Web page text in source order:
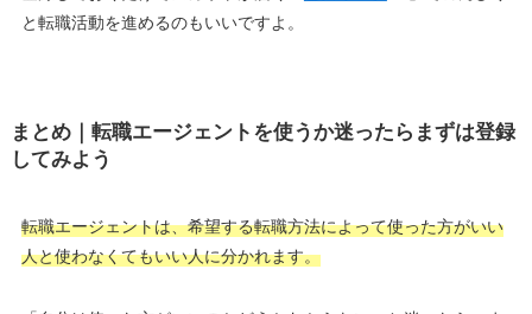
決めましょう。
期限は定めず「いい求人があれば転職したい」という考えなら、
と転職活動を進めるのもいいですよ。